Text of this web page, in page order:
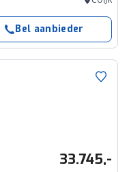
Bel aanbieder
33.745,-